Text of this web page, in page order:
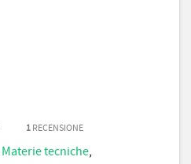
1 RECENSIONE
Materie tecniche,